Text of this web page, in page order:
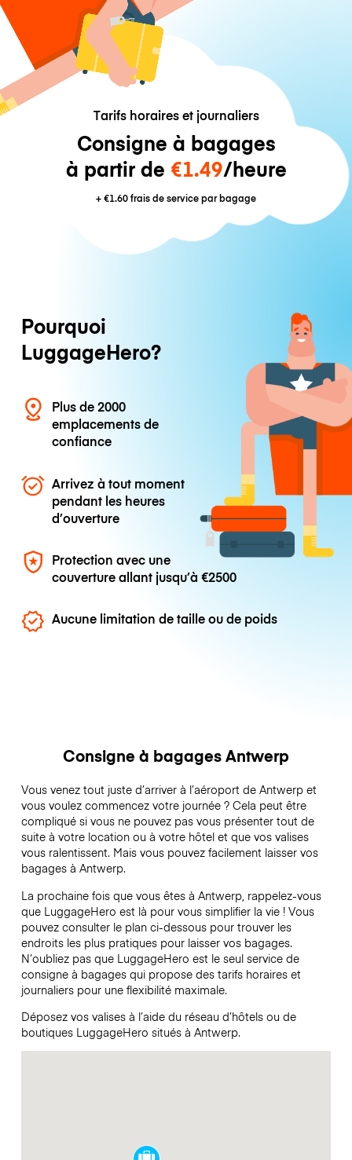
Tarifs horaires et journaliers
Consigne à bagages
à partir de €1.49/heure
+€1.60frais de service par bagage
Pourquoi
LuggageHero?
Plus de 2000
emplacements de
confiance
Arrivez à tout moment
pendant les heures
d’ouverture
Protection avec une
couverture allant jusqu’à€2500
Aucune limitation de taille ou de poids
Consigne à bagages Antwerp
Vous venez tout juste d’arriver à l’aéroport de Antwerp et
vous voulez commencez votre journée ? Cela peut être
compliqué si vous ne pouvez pas vous présenter tout de
suite à votre location ou à votre hôtel et que vos valises
vous ralentissent. Mais vous pouvez facilement laisser vos
bagages à Antwerp.
La prochaine fois que vous êtes à Antwerp, rappelez-vous
que LuggageHero est là pour vous simplifier la vie ! Vous
pouvez consulter le plan ci-dessous pour trouver les
endroits les plus pratiques pour laisser vos bagages.
N’oubliez pas que LuggageHero est le seul service de
consigne à bagages qui propose des tarifs horaires et
journaliers pour une flexibilité maximale.
Déposez vos valises à l’aide du réseau d’hôtels ou de
boutiques LuggageHero situés à Antwerp.